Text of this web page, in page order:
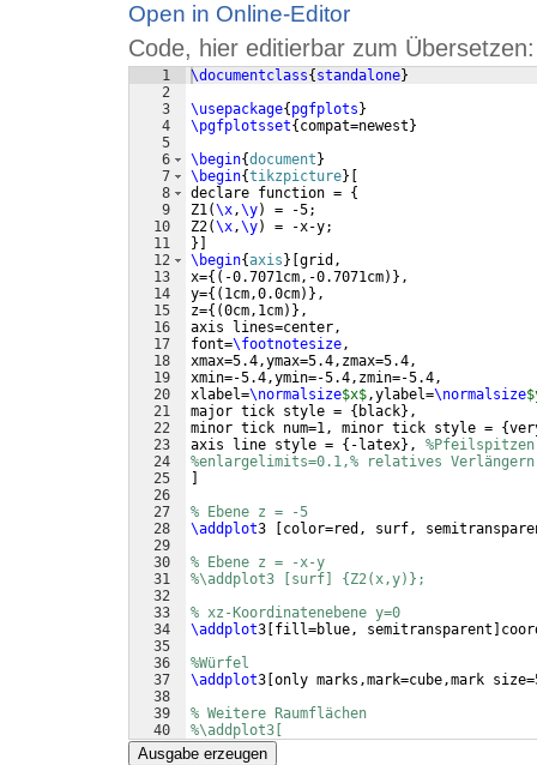
Open in Online-Editor
Code, hier editierbar zum Übersetzen:
1
2
3
4
5
6
7
8
9
10
11
12
13
14
15
16
17
18
19
20
21
22
23
24
25
26
27
28
29
30
31
32
33
34
35
36
37
38
39
40
41
\documentclass{ standalone}
\usepackage{ pgfplots }
\pgfplotsset{ compat=newest }
\begin{document }
\begin{tikzpicture}
declare function = {
Z1(\x,\y)
= -5;
Z2(\x,\y)
= -x-y;
}]
\begin{axis } grid,
x={( -0.7071cm,-0.7071cm)} ,
y={( 1cm,0.0cm)} ,
z={(0cm,1cm)} ,
axis lines=center,
font=\footnotesize,
xmax=5.4,ymax=5.4,zmax=5.4,
xmin=-5.4,ymin=-5.4,zmin=-5.4,
xlabel=\normalsize$x$,ylabel=\normalsize
major tick style = { black} ,
minor tick num=1, minor tick style = {
axis line style = { -latex} , %Pfeilspitzen
%enlargelimits=0.1,% relatives Verlängern
% Ebene z = -5
\addplot3
color=red, surf,
% Ebene z = -x-y
%\addplot3 [surf] {Z2(x,y)};
% xz-Koordinatenebene y=0
\addplot3 fill=blue, semitransparent
%Würfel
\addplot3 only marks,mark=cube,mark
% Weitere Raumflächen
%\addplot3[
%opacity=0.3,
Ausgabe erzeugen